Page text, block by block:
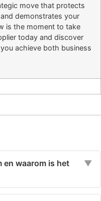
move that protects
demonstrates your
is the moment to take
today and discover
achieve both business
en waarom is het
▼